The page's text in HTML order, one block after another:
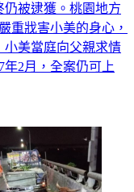
被逮獲。桃園地方
重戕害小美的身心，
小美當庭向父親求情
年2月，全案仍可上